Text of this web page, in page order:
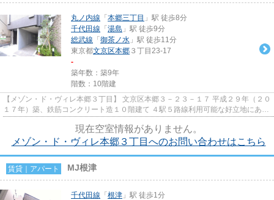
丸ノ内線 「 本郷三丁目 」駅 徒歩8分
千代田線 「 湯島 」駅 徒歩9分
総武線 「 御茶ノ水 」駅 徒歩11分
東京都文京区本郷 ３丁目23-17
-
築年数：築9年
階数：10階建
【メゾン・ド・ヴィレ本郷３丁目】 文京区本郷３－２３－１７ 平成２９年（２０
１７年）築、鉄筋コンクリート造１０階建て ４駅５路線利用可能な好立地にあり
現在空室情報がありません。
メゾン・ド・ヴィレ本郷３丁目へのお問い合わせはこちら
賃貸｜アパート MJ根津
千代田線 「 根津 」駅 徒歩1分